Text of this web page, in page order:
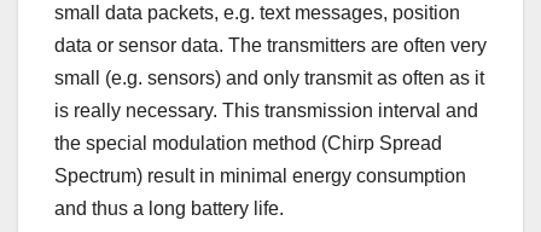
small data packets, e.g. text messages, position
data or sensor data. The transmitters are often very
small (e.g. sensors) and only transmit as often as it
is really necessary. This transmission interval and
the special modulation method (Chirp Spread
Spectrum) result in minimal energy consumption
and thus a long battery life.